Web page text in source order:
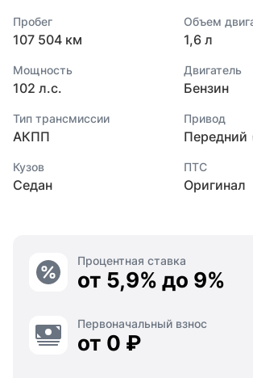
Пробег
107 504 км
Объем
1,6 л
Мощность
102 л.с.
Двигатель
Бензин
Тип трансмиссии
АКПП
Привод
Передний
Кузов
Седан
ПТС
Оригинал
Процентная ставка
от 5,9% до 9%
Первоначальный взнос
от 0 ₽